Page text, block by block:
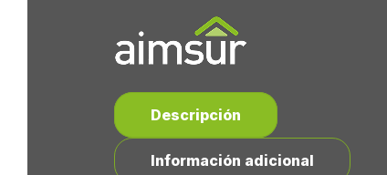
Descripción
Información adicional